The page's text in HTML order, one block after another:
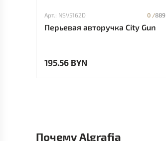
Арт.: NSV5162D 0 /889
Перьевая авторучка City Gun
195.56 BYN
Почему Algrafia